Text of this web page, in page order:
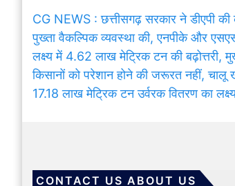
CG NEWS : छत्तीसगढ़ सरकार ने डीएपी की
पुख्ता वैकल्पिक व्यवस्था की, एनपीके और
लक्ष्य में 4.62 लाख मेट्रिक टन की बढ़ोत्तरी,
किसानों को परेशान होने की जरूरत नहीं,
17.18 लाख मेट्रिक टन उर्वरक वितरण का
CONTACT US ABOUT US